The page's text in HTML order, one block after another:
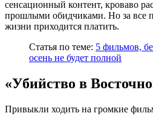
сенсационный контент, кроваво
прошлыми обидчиками. Но за все
жизни приходится платить.
Статья по теме: 5 фильмов,
осень не будет полной
«Убийство в
Привыкли ходить на громкие